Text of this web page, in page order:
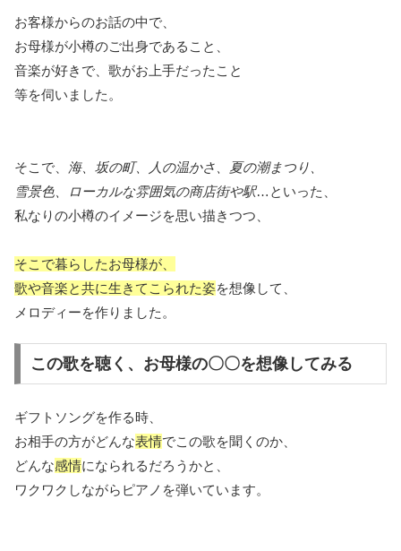
お客様からのお話の中で、
お母様が小樽のご出身であること、
音楽が好きで、歌がお上手だったこと
等を伺いました。
そこで、
海、坂の町、人の温かさ、夏の潮まつり、
雪景色、ローカルな雰囲気の商店街や駅…といった、
私なりの小樽のイメージを思い描きつつ、
そこで暮らしたお母様が、
歌や音楽と共に生きてこられた姿を想像して、
メロディーを作りました。
この歌を聴く、お母様の〇〇を想像してみる
ギフトソングを作る時、
お相手の方がどんな表情でこの歌を聞くのか、
どんな感情になられるだろうかと、
ワクワクしながらピアノを弾いています。